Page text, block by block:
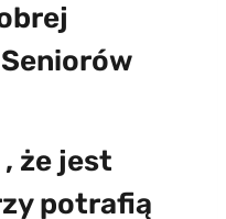
że jest
potrafią